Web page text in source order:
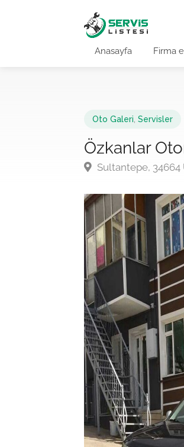
Anasayfa Firma
Oto Galeri Servisler
Özkanlar
Sultantepe,